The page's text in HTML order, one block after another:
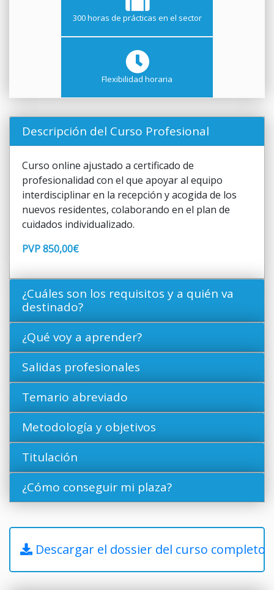
300 horas de prácticas en el sector
Flexibilidad horaria
Descripción del Curso Profesional
Curso online ajustado a certificado de
profesionalidad con el que apoyar al equipo
interdisciplinar en la recepción y acogida de los
nuevos residentes, colaborando en el plan de
cuidados individualizado.
PVP 850,00€
¿Cuáles son los requisitos y a quién va
destinado?
¿Qué voy a aprender?
Salidas profesionales
Temario abreviado
Metodología y objetivos
Titulación
¿Cómo conseguir mi plaza?
Descargar el dossier del curso completo